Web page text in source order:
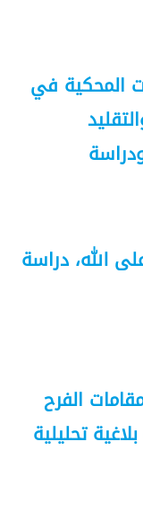
المحكية في
الله، دراسة
الفرح
تحليلية